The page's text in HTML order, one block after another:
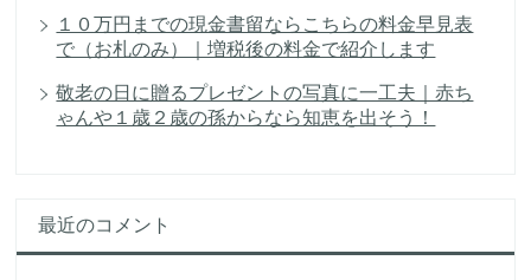
１０万円までの現金書留ならこちらの料金早見表
で（お札のみ）｜増税後の料金で紹介します
敬老の日に贈るプレゼントの写真に一工夫｜赤ち
ゃんや１歳２歳の孫からなら知恵を出そう！
最近のコメント